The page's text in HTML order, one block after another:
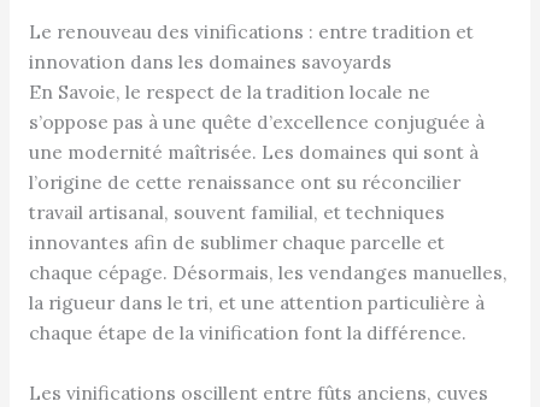
Le renouveau des vinifications : entre tradition et
innovation dans les domaines savoyards
En Savoie, le respect de la tradition locale ne
s’oppose pas à une quête d’excellence conjuguée à
une modernité maîtrisée. Les domaines qui sont à
l’origine de cette renaissance ont su réconcilier
travail artisanal, souvent familial, et techniques
innovantes afin de sublimer chaque parcelle et
chaque cépage. Désormais, les vendanges manuelles,
la rigueur dans le tri, et une attention particulière à
chaque étape de la vinification font la différence.
Les vinifications oscillent entre fûts anciens, cuves